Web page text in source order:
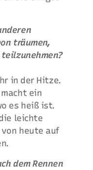
träumen,
in der Hitze.
ein
es heiß ist.
leichte
heute auf
dem Rennen